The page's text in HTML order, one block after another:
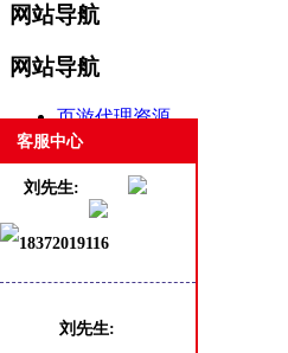
网站导航
网站导航
页游代理资源
手游代理资源
合作案例
游戏动态
新闻资讯
最新
客服中心
刘先生:
18372019116
刘先生: